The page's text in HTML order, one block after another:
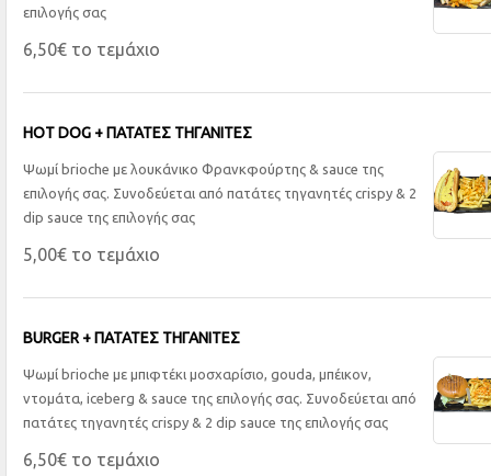
επιλογής σας
6,50€ το τεμάχιο
ΗOT DOG + ΠΑΤΑΤΕΣ ΤΗΓΑΝΙΤΕΣ
Ψωμί brioche με λουκάνικο Φρανκφούρτης & sauce της
επιλογής σας. Συνοδεύεται από πατάτες τηγανητές crispy & 2
dip sauce της επιλογής σας
5,00€ το τεμάχιο
BURGER + ΠΑΤΑΤΕΣ ΤΗΓΑΝΙΤΕΣ
Ψωμί brioche με μπιφτέκι μοσχαρίσιο, gouda, μπέικον,
ντομάτα, iceberg & sauce της επιλογής σας. Συνοδεύεται από
πατάτες τηγανητές crispy & 2 dip sauce της επιλογής σας
6,50€ το τεμάχιο